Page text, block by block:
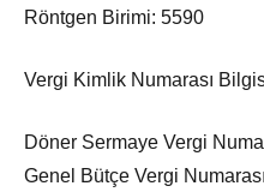
Röntgen Birimi: 5590
Vergi Kimlik Numarası
Döner Sermaye Vergi
Genel Bütçe Vergi